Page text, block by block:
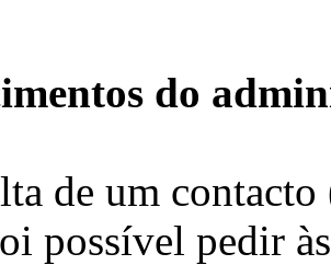
do
de um
possível pedir